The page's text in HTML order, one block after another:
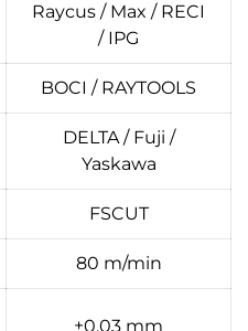
Raycus / Max / RECI
/ IPG
BOCI / RAYTOOLS
DELTA / Fuji /
Yaskawa
FSCUT
80 m/min
±0.03 mm